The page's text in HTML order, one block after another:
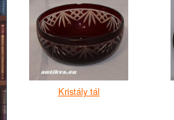
Kristály tál